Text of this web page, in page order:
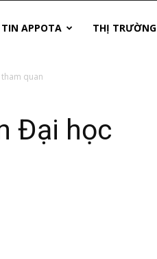
TIN APPOTA THỊ TRƯỜNG
quan
Đại học